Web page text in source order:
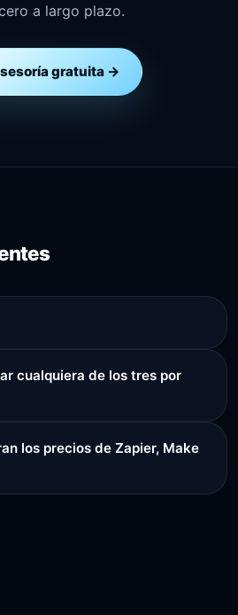
a largo plazo.
gratuita →
cualquiera de los tres por
los precios de Zapier, Make